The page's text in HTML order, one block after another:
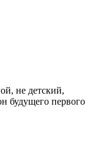
не детский,
будущего первого